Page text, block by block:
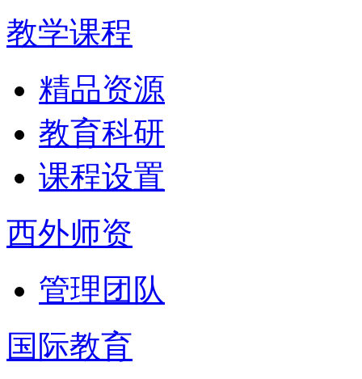
教学课程
精品资源
教育科研
课程设置
西外师资
管理团队
国际教育